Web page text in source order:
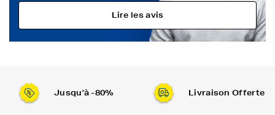
Lire les avis
Jusqu’à -80% Livraison Offerte